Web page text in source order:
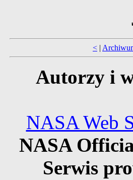
< |
Autorzy i
NASA Web
NASA
Serwis